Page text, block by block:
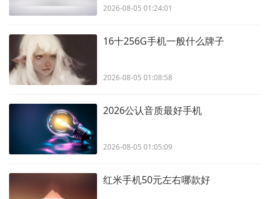
2026-08-05 01:24:01
16十256G手机一般什么牌子
2026-08-05 01:08:58
2026公认音质最好手机
2026-08-05 01:05:09
红米手机50元左右哪款好